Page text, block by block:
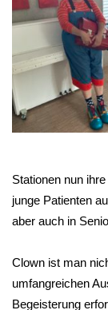
Stationen nun
junge Patienten
aber auch in
Clown ist man
umfangreichen
Begeisterung